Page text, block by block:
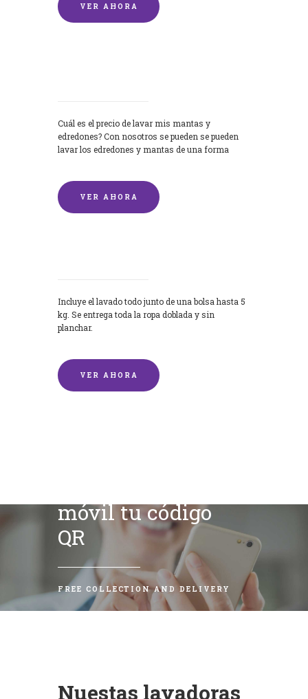
VER AHORA
Cuál es el precio de lavar mis mantas y
edredones? Con nosotros se pueden se pueden
lavar los edredones y mantas de una forma
VER AHORA
Incluye el lavado todo junto de una bolsa hasta 5
kg. Se entrega toda la ropa doblada y sin
planchar.
VER AHORA
móvil tu código
QR
FREE COLLECTION AND DELIVERY
Nuestas lavadoras